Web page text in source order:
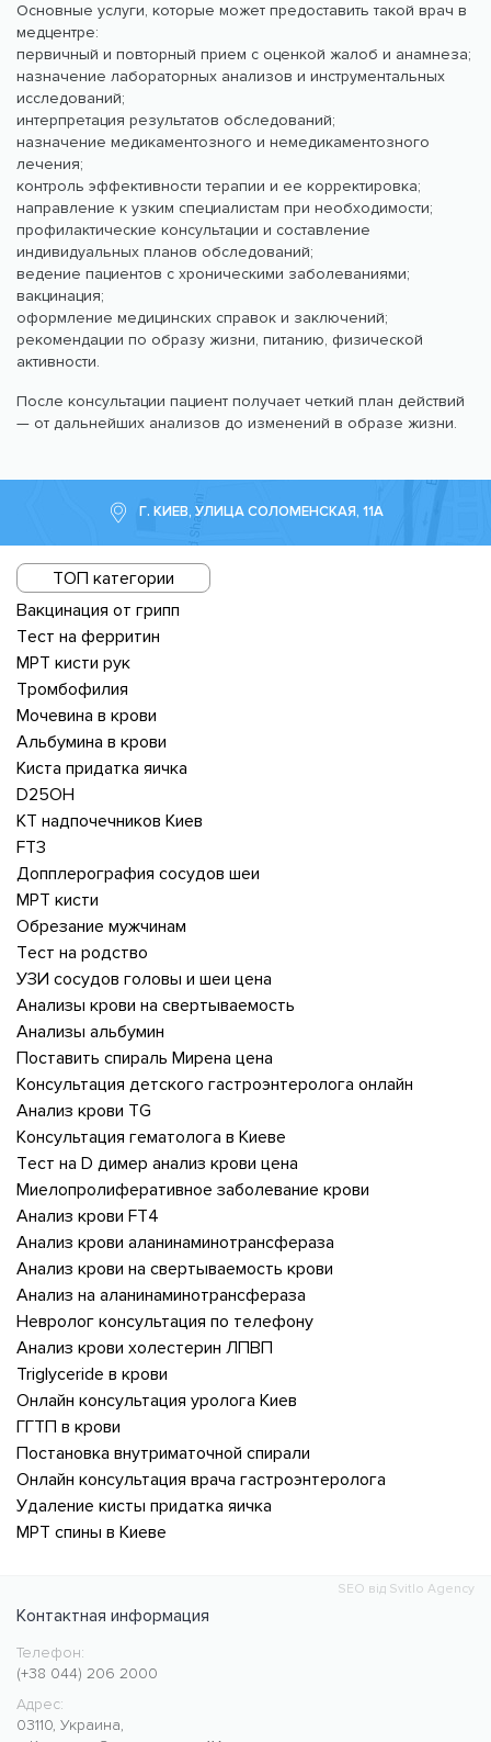
Основные услуги, которые может предоставить такой врач в
медцентре:
первичный и повторный прием с оценкой жалоб и анамнеза;
назначение лабораторных анализов и инструментальных
исследований;
интерпретация результатов обследований;
назначение медикаментозного и немедикаментозного
лечения;
контроль эффективности терапии и ее корректировка;
направление к узким специалистам при необходимости;
профилактические консультации и составление
индивидуальных планов обследований;
ведение пациентов с хроническими заболеваниями;
вакцинация;
оформление медицинских справок и заключений;
рекомендации по образу жизни, питанию, физической
активности.
После консультации пациент получает четкий план действий
— от дальнейших анализов до изменений в образе жизни.
Г. КИЕВ, УЛИЦА СОЛОМЕНСКАЯ, 11А
ТОП категории
Вакцинация от грипп
Тест на ферритин
МРТ кисти рук
Тромбофилия
Мочевина в крови
Альбумина в крови
Киста придатка яичка
D25OH
КТ надпочечников Киев
FT3
Допплерография сосудов шеи
МРТ кисти
Обрезание мужчинам
Тест на родство
УЗИ сосудов головы и шеи цена
Анализы крови на свертываемость
Анализы альбумин
Поставить спираль Мирена цена
Консультация детского гастроэнтеролога онлайн
Анализ крови TG
Консультация гематолога в Киеве
Тест на D димер анализ крови цена
Миелопролиферативное заболевание крови
Анализ крови FT4
Анализ крови аланинаминотрансфераза
Анализ крови на свертываемость крови
Анализ на аланинаминотрансфераза
Невролог консультация по телефону
Анализ крови холестерин ЛПВП
Triglyceride в крови
Онлайн консультация уролога Киев
ГГТП в крови
Постановка внутриматочной спирали
Онлайн консультация врача гастроэнтеролога
Удаление кисты придатка яичка
МРТ спины в Киеве
SEO від Svitlo Agency
Контактная информация
Медицинский центр CMC MED
https://cmcmed.clinic
Телефон:
(+38 044) 206 2000
Адрес:
03110, Украина,